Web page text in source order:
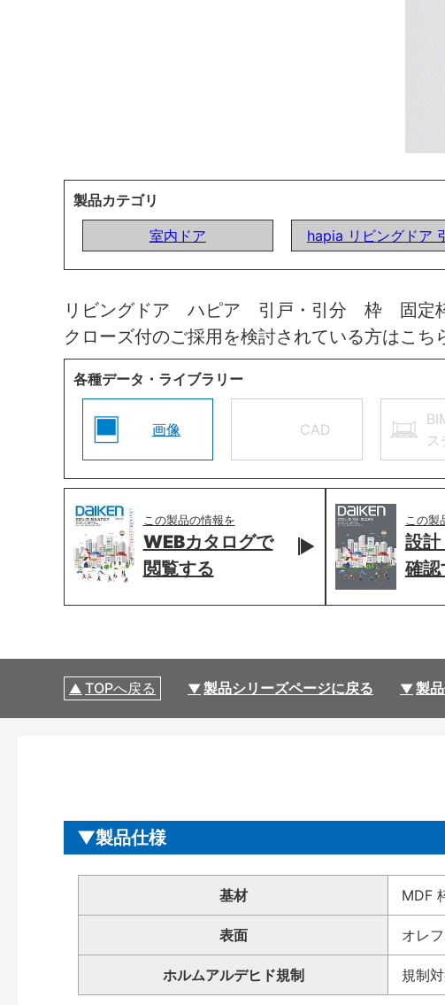
製品カテゴリ
室内ドア
hapia リビングドア
リビングドア ハピア 引戸・引分 枠 固定
クローズ付のご採用を検討されている方はこ
各種データ・ライブラリー
画像 CAD
この製品の情報を
WEBカタログで
閲覧する
この製
設計
確認
TOPへ戻る 製品シリーズページに戻る 製
製品仕様
基材 MDF
表面 オレ
ホルムアルデヒド規制 規制